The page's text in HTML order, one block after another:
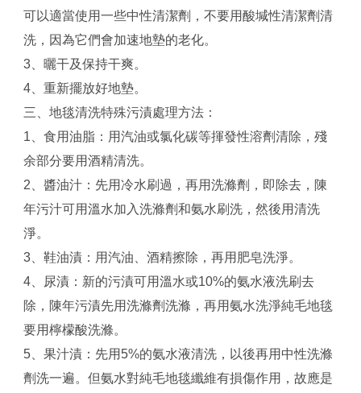
可以適當使用一些中性清潔劑，不要用酸堿性清潔劑清
洗，因為它們會加速地墊的老化。
3、曬干及保持干爽。
4、重新擺放好地墊。
三、地毯清洗特殊污漬處理方法：
1、食用油脂：用汽油或氯化碳等揮發性溶劑清除，殘
余部分要用酒精清洗。
2、醬油汁：先用冷水刷過，再用洗滌劑，即除去，陳
年污汁可用溫水加入洗滌劑和氨水刷洗，然後用清洗
淨。
3、鞋油漬：用汽油、酒精擦除，再用肥皂洗淨。
4、尿漬：新的污漬可用溫水或10%的氨水液洗刷去
除，陳年污漬先用洗滌劑洗滌，再用氨水洗淨純毛地毯
要用檸檬酸洗滌。
5、果汁漬：先用5%的氨水液清洗，以後再用中性洗滌
劑洗一遍。但氨水對純毛地毯纖維有損傷作用，故應是